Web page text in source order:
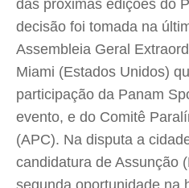
das próximas edições do
decisão foi tomada na
Assembleia Geral
Miami (Estados Unidos)
participação da Panam
evento, e do Comitê
(APC). Na disputa a
candidatura de Assunção
segunda oportunidade na